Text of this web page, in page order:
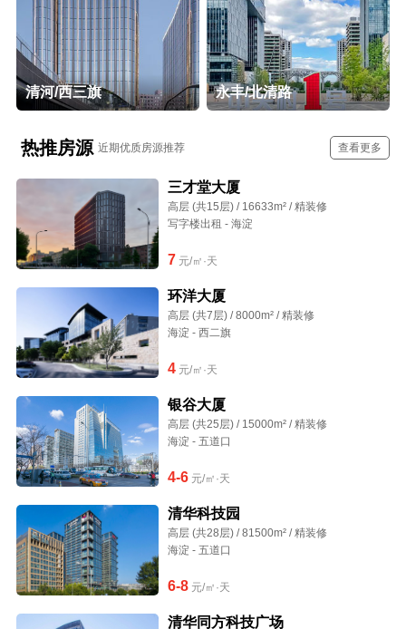
清河/西三旗 永丰/北清路
热推房源 近期优质房源推荐 查看更多
三才堂大厦
高层 (共15层) / 16633m² / 精装修
写字楼出租 - 海淀
7 元/㎡·天
环洋大厦
高层 (共7层) / 8000m² / 精装修
海淀 - 西二旗
4元/㎡·天
银谷大厦
高层 (共25层) / 15000m² / 精装修
海淀 - 五道口
4-6元/㎡·天
清华科技园
高层 (共28层) / 81500m² / 精装修
海淀 - 五道口
6-8元/㎡·天
清华同方科技广场